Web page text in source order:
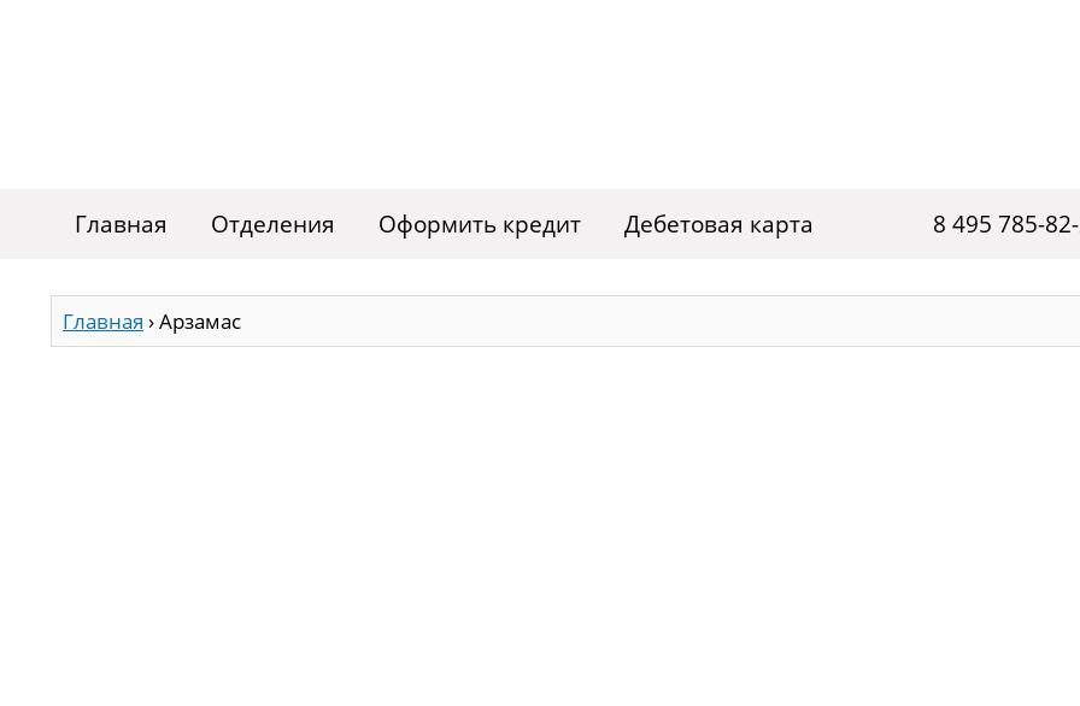
Главная Отделения Оформить кредит Дебетовая карта 8 495 785-
Главная ›Арзамас